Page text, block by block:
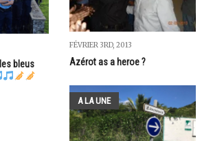
bleus
FÉVRIER 3RD, 2013
Azérot as a heroe ?
A LA UNE